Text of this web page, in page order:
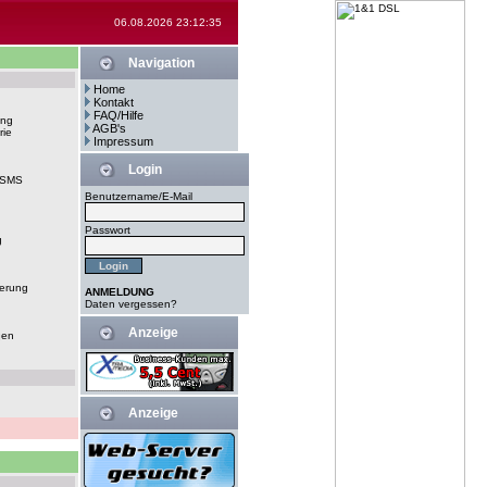
06.08.2026 23:12:35
Navigation
Home
Kontakt
FAQ/Hilfe
AGB's
Impressum
Login
Benutzername/E-Mail
Passwort
ANMELDUNG
Daten vergessen?
Anzeige
Anzeige